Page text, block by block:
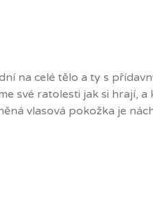
na celé tělo a ty s
své ratolesti jak si hrají, a
vlasová pokožka je